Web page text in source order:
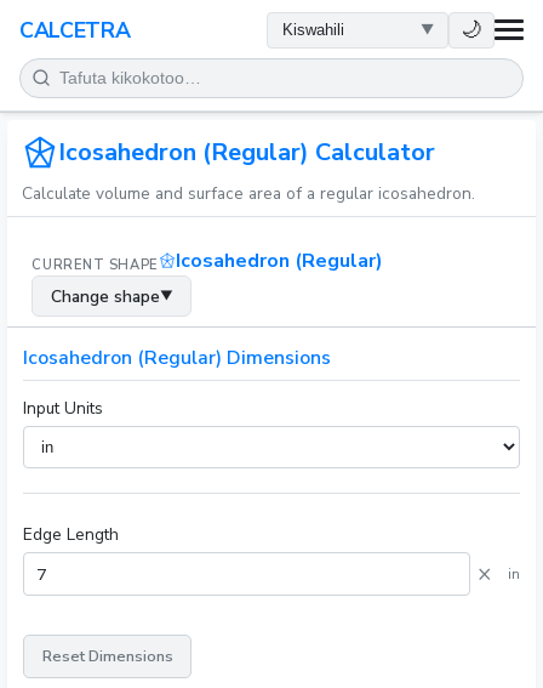
CALCETRA 🌙
HESABU
UONGOFU
SAYANSI
KILA SIKU
ZANA NYINGINE
Icosahedron (Regular) Calculator
Calculate volume and surface area of a regular icosahedron.
CURRENT SHAPE Icosahedron (Regular)
Change shape▼
Icosahedron (Regular) Dimensions
Input Units
Edge Length
× in
Reset Dimensions